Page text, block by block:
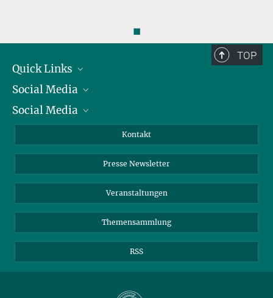
◼
TOP
Quick Links
Präsident
Zahlen und Fakten
Meldestelle Fehlverhalten
Social Media
Bluesky
Social Media
YouTube
Kontakt
Presse Newsletter
Veranstaltungen
Themensammlung
RSS